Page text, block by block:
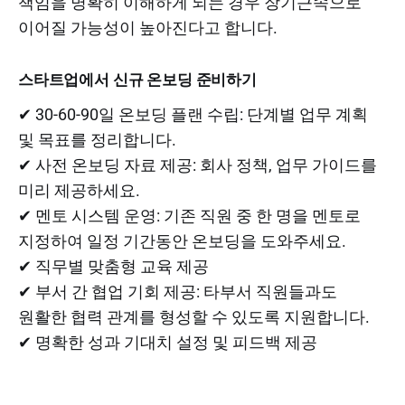
이어질 가능성이 높아진다고 합니다.
스타트업에서 신규 온보딩 준비하기
✔ 30-60-90일 온보딩 플랜 수립: 단계별 업무 계획
및 목표를 정리합니다.
✔ 사전 온보딩 자료 제공: 회사 정책, 업무 가이드를
미리 제공하세요.
✔ 멘토 시스템 운영: 기존 직원 중 한 명을 멘토로
지정하여 일정 기간동안 온보딩을 도와주세요.
✔ 직무별 맞춤형 교육 제공
✔ 부서 간 협업 기회 제공: 타부서 직원들과도
원활한 협력 관계를 형성할 수 있도록 지원합니다.
✔ 명확한 성과 기대치 설정 및 피드백 제공